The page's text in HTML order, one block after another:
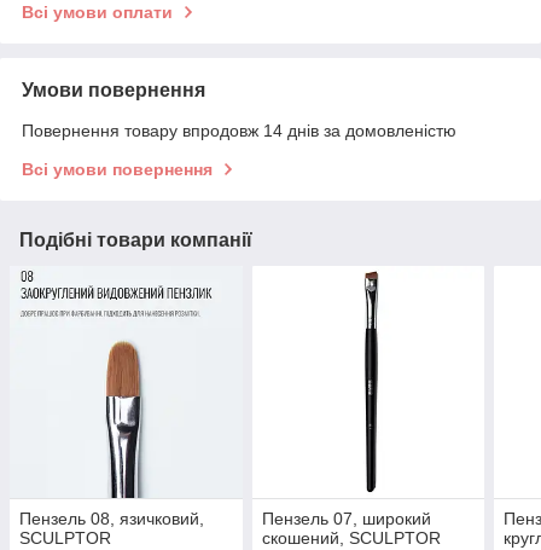
Всі умови оплати
Умови повернення
Повернення товару впродовж 14 днів за домовленістю
Всі умови повернення
Подібні товари компанії
Пензель 08, язичковий,
SCULPTOR
Пензель 07, широкий
скошений, SCULPTOR